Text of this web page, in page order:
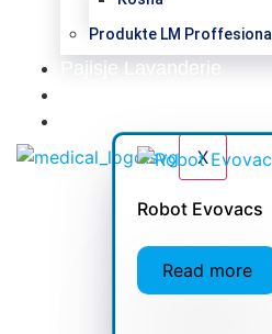
Produkte LM Proffesional
Pajisje Lavanderie
X
Robot Evovacs
Read more